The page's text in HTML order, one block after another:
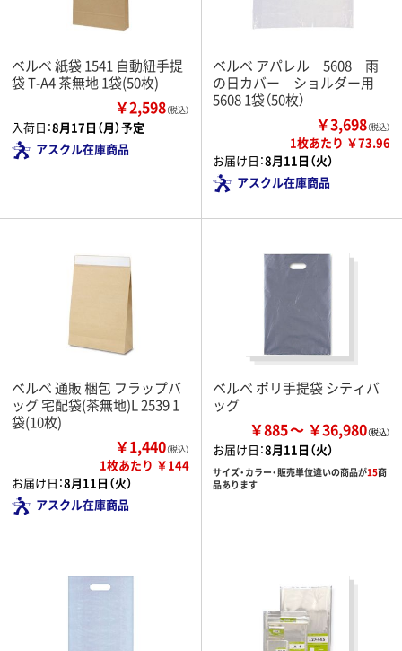
ベルベ 紙袋 1541 自動紐手提
袋 T-A4 茶無地 1袋(50枚)
￥2,598（税込）
入荷日：8月17日（月）予定
アスクル在庫商品
ベルベ アパレル 5608 雨
の日カバー ショルダー用
5608 1袋（50枚）
￥3,698（税込）
1枚あたり ￥73.96
お届け日：8月11日（火）
アスクル在庫商品
ベルベ 通販 梱包 フラップバ
ッグ 宅配袋(茶無地)L 2539 1
袋(10枚)
￥1,440（税込）
1枚あたり ￥144
お届け日：8月11日（火）
アスクル在庫商品
ベルベ ポリ手提袋 シティバ
ッグ
￥885 ￥36,980
お届け日：8月11日（火）
サイズ・カラー・販売単位違いの商品が15商
品あります